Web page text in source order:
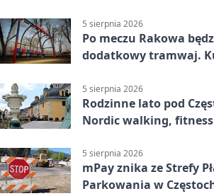
5 sierpnia 2026
Po meczu Rakowa
dodatkowy tramwaj.
5 sierpnia 2026
Rodzinne lato pod
Nordic walking,
5 sierpnia 2026
mPay znika ze Strefy
Parkowania w